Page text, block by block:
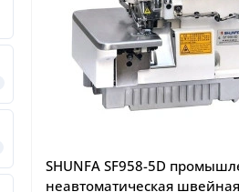
SHUNFA SF958-5D
неавтоматическая швейная